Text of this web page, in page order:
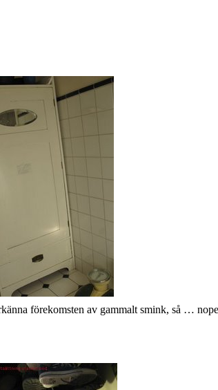
förekomsten av gammalt smink, så …